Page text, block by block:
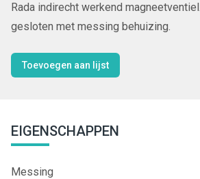
Rada indirecht werkend
gesloten met messing behuizing.
Toevoegen aan lijst
EIGENSCHAPPEN
Messing